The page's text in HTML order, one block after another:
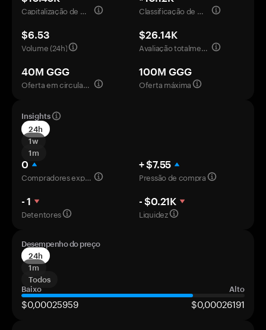
Capitalização de mercado
Classificação de mercado
$6.53
Volume (24h)
$26.14K
Avaliação totalmente diluída
40M GGG
Oferta em circulação
100M GGG
Oferta máxima
Insights
24h
1w
1m
0
Compradores experientes
+ $7.55
Pressão de compra
- 1
Detentores
- $0.21K
Liquidez
Desempenho do preço
24h
1m
Todos
Baixo
Alto
$0,00025959 $0,00026191